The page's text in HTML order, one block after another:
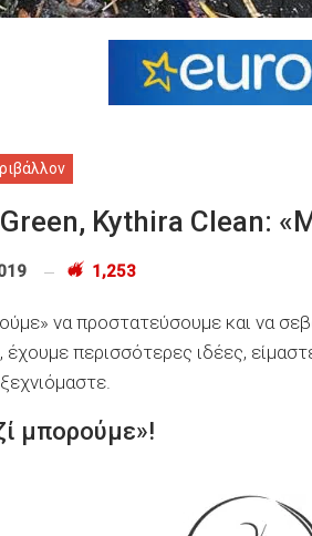
Kythira Clean:
1,253
να προστατεύσουμε και να
έχουμε περισσότερες ιδέες,
μπορούμε»!